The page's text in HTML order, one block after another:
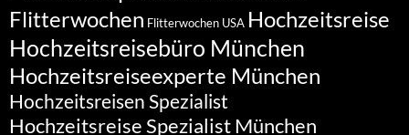
Flitterwochen Flitterwochen USA Hochzeitsreise
Hochzeitsreisebüro München
Hochzeitsreiseexperte München
Hochzeitsreisen Spezialist
Hochzeitsreise Spezialist München